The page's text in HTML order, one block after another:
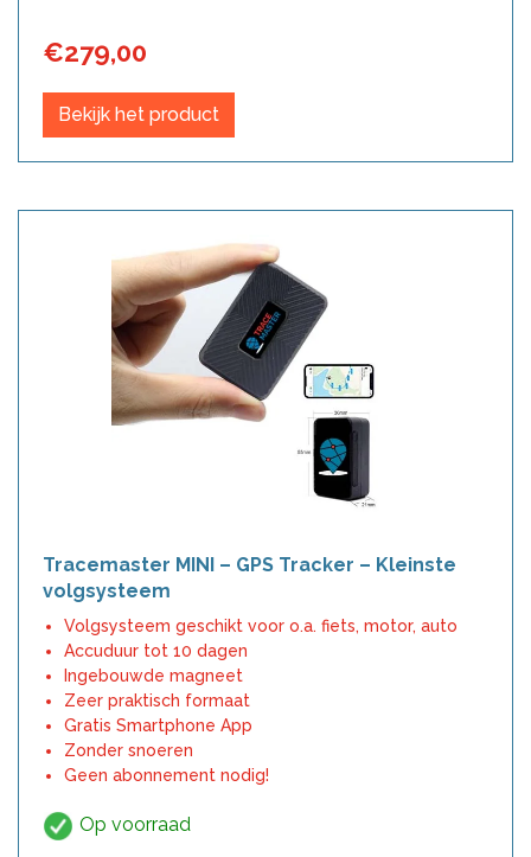
€279,00
Bekijk het product
Tracemaster MINI – GPS Tracker – Kleinste
volgsysteem
Volgsysteem geschikt voor o.a. fiets, motor, auto
Accuduur tot 10 dagen
Ingebouwde magneet
Zeer praktisch formaat
Gratis Smartphone App
Zonder snoeren
Geen abonnement nodig!
Op voorraad